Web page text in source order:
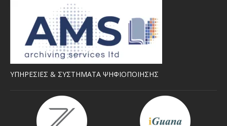
ΥΠΗΡΕΣΙΕΣ & ΣΥΣΤΗΜΑΤΑ ΨΗΦΙΟΠΟΙΗΣΗΣ